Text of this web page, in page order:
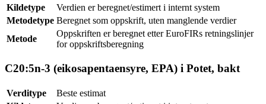
Kildetype
Verdien er beregnet/estimert i internt system
Metodetype Beregnet som oppskrift, uten manglende verdier
Metode
Oppskriften er beregnet etter EuroFIRs retningslinjer
for oppskriftsberegning
C20:5n-3 (eikosapentaensyre, EPA) i Potet, bakt
Verditype
Beste estimat